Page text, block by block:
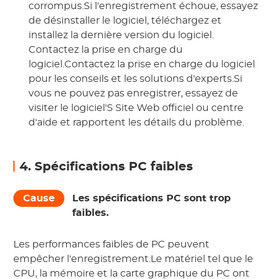
corrompus.Si l'enregistrement échoue, essayez
de désinstaller le logiciel, téléchargez et
installez la dernière version du logiciel.
Contactez la prise en charge du
logiciel.Contactez la prise en charge du logiciel
pour les conseils et les solutions d'experts.Si
vous ne pouvez pas enregistrer, essayez de
visiter le logiciel'S Site Web officiel ou centre
d'aide et rapportent les détails du problème.
4. Spécifications PC faibles
Cause
Les spécifications PC sont trop
faibles.
Les performances faibles de PC peuvent
empêcher l'enregistrement.Le matériel tel que le
CPU, la mémoire et la carte graphique du PC ont